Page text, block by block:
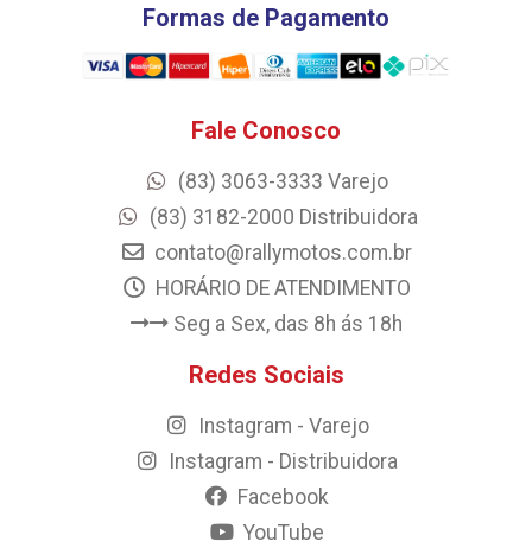
Formas de Pagamento
Fale Conosco
(83) 3063-3333 Varejo
(83) 3182-2000 Distribuidora
contato@rallymotos.com.br
HORÁRIO DE ATENDIMENTO
Seg a Sex, das 8h ás 18h
Redes Sociais
Instagram - Varejo
Instagram - Distribuidora
Facebook
YouTube